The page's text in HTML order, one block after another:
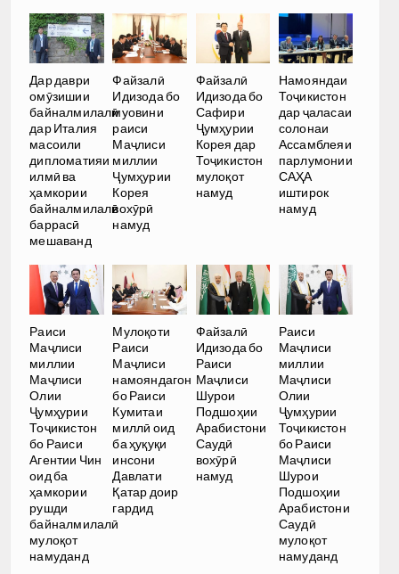
Дар даври
омӯзишии
байналмилалӣ
дар Италия
масоили
дипломатияи
илмӣ ва
ҳамкории
байналмилалӣ
баррасӣ
мешаванд
Файзалӣ
Идизода бо
муовини
раиси
Маҷлиси
миллии
Ҷумҳурии
Корея
вохӯрӣ
намуд
Файзалӣ
Идизода бо
Сафири
Ҷумҳурии
Корея дар
Тоҷикистон
мулоқот
намуд
Намояндаи
Тоҷикистон
дар ҷаласаи
солонаи
Ассамблеяи
парлумонии
САҲА
иштирок
намуд
Раиси
Маҷлиси
миллии
Маҷлиси
Олии
Ҷумҳурии
Тоҷикистон
бо Раиси
Агентии Чин
оид ба
ҳамкории
рушди
байналмилалӣ
мулоқот
намуданд
Мулоқоти
Раиси
Маҷлиси
намояндагон
бо Раиси
Кумитаи
миллӣ оид
ба ҳуқуқи
инсони
Давлати
Қатар доир
гардид
Файзалӣ
Идизода бо
Раиси
Маҷлиси
Шурои
Подшоҳии
Арабистони
Саудӣ
вохӯрӣ
намуд
Раиси
Маҷлиси
миллии
Маҷлиси
Олии
Ҷумҳурии
Тоҷикистон
бо Раиси
Маҷлиси
Шурои
Подшоҳии
Арабистони
Саудӣ
мулоқот
намуданд